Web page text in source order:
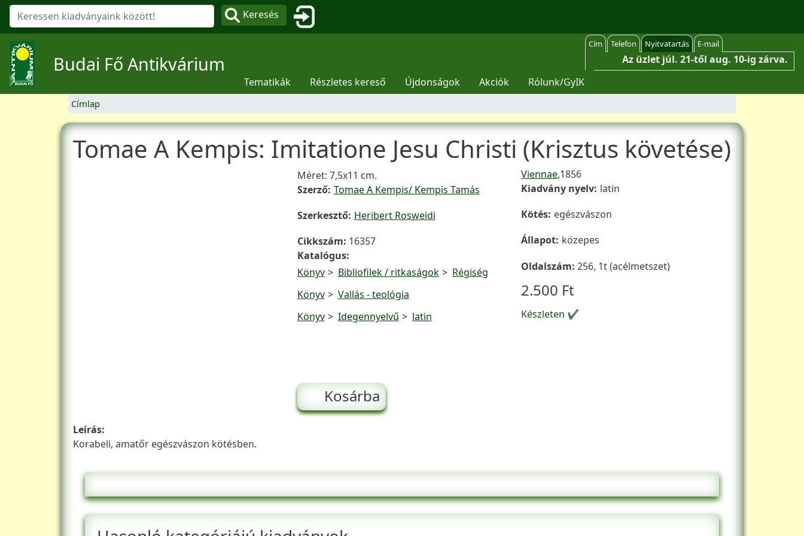
Keresés Felhasználói fiók menüje
Budai Fő Antikvárium
Cím Telefon Nyitvatartás E-mail
Az üzlet júl. 21-től aug. 10-ig zárva.
Tematikák
Részletes kereső Újdonságok Akciók Rólunk/GyIK
Címlap
Tomae A Kempis: Imitatione Jesu Christi (Krisztus követése)
Hozzáfűzések
Méret: 7,5x11 cm.
Szerző Tomae A Kempis/ Kempis Tamás
Szerkesztő Heribert Rosweidi
Cikkszám 16357
Katalógus
Könyv
Bibliofilek / ritkaságok
Régiség
Könyv
Vallás - teológia
Könyv
Idegennyelvű latin
Kosárba
Viennae Kiadás éve
1856
Kiadvány nyelv latin
Kötés egészvászon
Állapot közepes
Oldalszám 256, 1t (acélmetszet)
2.500 Ft
Készleten ✔
Leírás
Korabeli, amatőr egészvászon kötésben.